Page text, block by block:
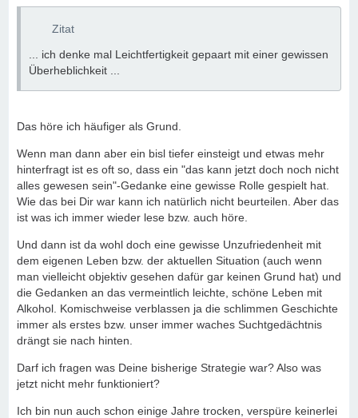
Zitat
... ich denke mal Leichtfertigkeit gepaart mit einer gewissen
Überheblichkeit ...
Das höre ich häufiger als Grund.
Wenn man dann aber ein bisl tiefer einsteigt und etwas mehr
hinterfragt ist es oft so, dass ein "das kann jetzt doch noch nicht
alles gewesen sein"-Gedanke eine gewisse Rolle gespielt hat.
Wie das bei Dir war kann ich natürlich nicht beurteilen. Aber das
ist was ich immer wieder lese bzw. auch höre.
Und dann ist da wohl doch eine gewisse Unzufriedenheit mit
dem eigenen Leben bzw. der aktuellen Situation (auch wenn
man vielleicht objektiv gesehen dafür gar keinen Grund hat) und
die Gedanken an das vermeintlich leichte, schöne Leben mit
Alkohol. Komischweise verblassen ja die schlimmen Geschichte
immer als erstes bzw. unser immer waches Suchtgedächtnis
drängt sie nach hinten.
Darf ich fragen was Deine bisherige Strategie war? Also was
jetzt nicht mehr funktioniert?
Ich bin nun auch schon einige Jahre trocken, verspüre keinerlei